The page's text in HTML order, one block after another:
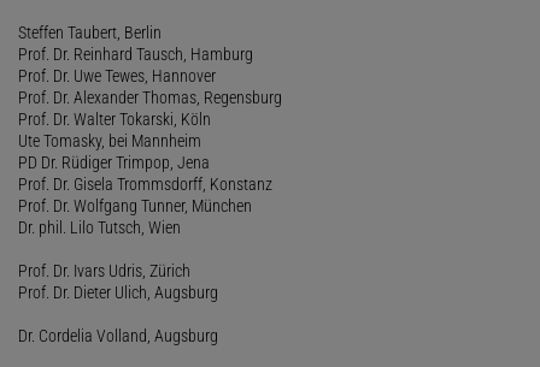
Steffen Taubert, Berlin
Prof. Dr. Reinhard Tausch, Hamburg
Prof. Dr. Uwe Tewes, Hannover
Prof. Dr. Alexander Thomas, Regensburg
Prof. Dr. Walter Tokarski, Köln
Ute Tomasky, bei Mannheim
PD Dr. Rüdiger Trimpop, Jena
Prof. Dr. Gisela Trommsdorff, Konstanz
Prof. Dr. Wolfgang Tunner, München
Dr. phil. Lilo Tutsch, Wien
Prof. Dr. Ivars Udris, Zürich
Prof. Dr. Dieter Ulich, Augsburg
Dr. Cordelia Volland, Augsburg